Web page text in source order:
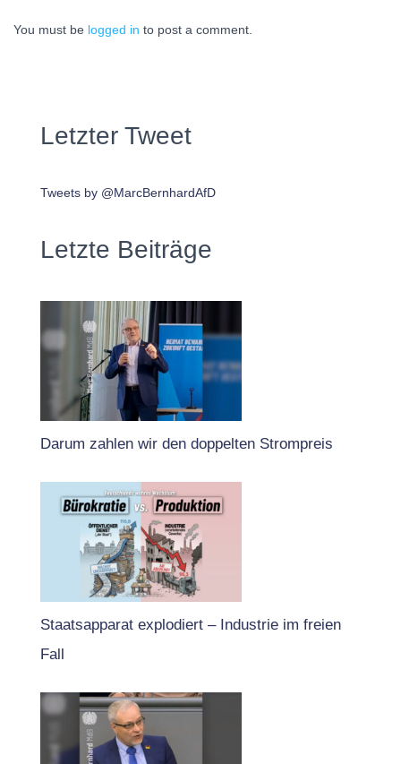
You must be logged in to post a comment.
Letzter Tweet
Tweets by @MarcBernhardAfD
Letzte Beiträge
Darum zahlen wir den doppelten Strompreis
Staatsapparat explodiert – Industrie im freien
Fall